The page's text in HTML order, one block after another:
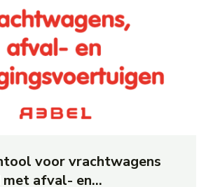
voor vrachtwagens
afval- en